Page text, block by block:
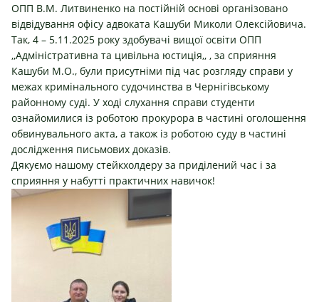
ОПП В.М. Литвиненко на постійній основі організовано
відвідування офісу адвоката Кашуби Миколи Олексійовича.
Так, 4 – 5.11.2025 року здобувачі вищої освіти ОПП
,,Адміністративна та цивільна юстиція,, , за сприяння
Кашуби М.О., були присутніми під час розгляду справи у
межах кримінального судочинства в Чернігівському
районному суді. У ході слухання справи студенти
ознайомилися із роботою прокурора в частині оголошення
обвинувального акта, а також із роботою суду в частині
дослідження письмових доказів.
Дякуємо нашому стейкхолдеру за приділений час і за
сприяння у набутті практичних навичок!